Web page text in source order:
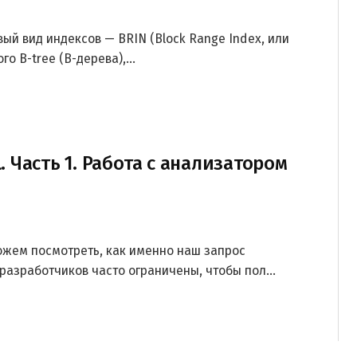
вид индексов — BRIN (Block Range Index, или
B-tree (B-дерева),...
1. Работа с анализатором
посмотреть, как именно наш запрос
часто ограничены, чтобы пол...